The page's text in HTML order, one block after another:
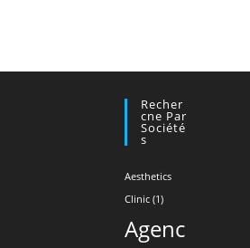
Recher
Cne Par
Société
S
Aesthetics
Clinic (1)
Agenc